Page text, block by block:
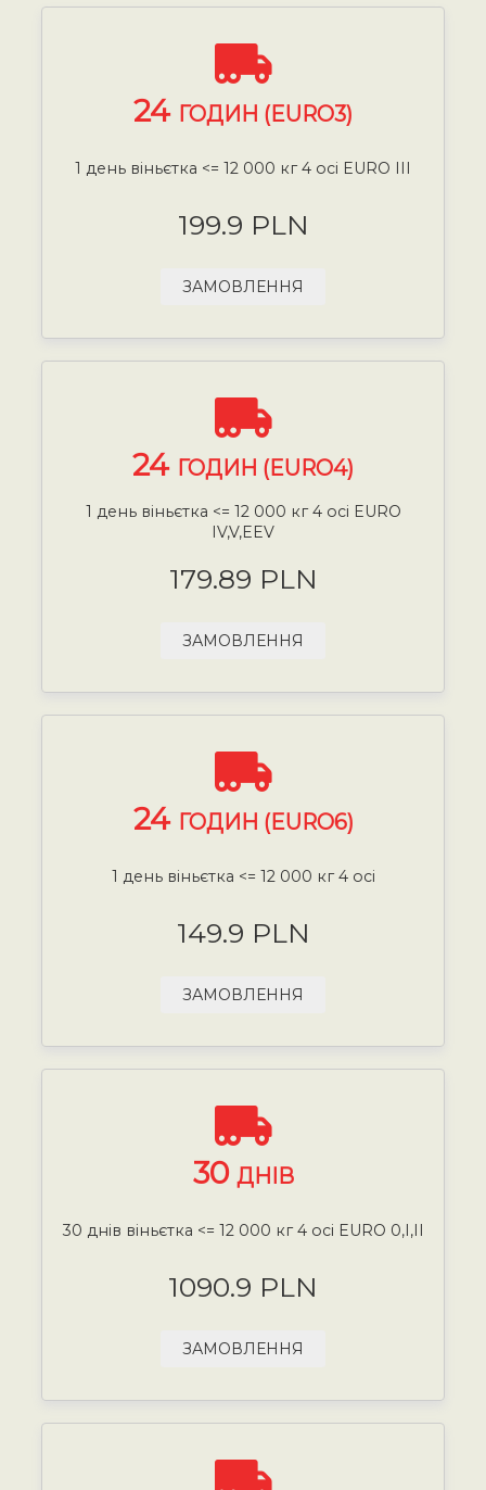
24 ГОДИН (EURO3)
1 день віньєтка <= 12 000 кг 4 осі EURO III
199.9 PLN
ЗАМОВЛЕННЯ
24 ГОДИН (EURO4)
1 день віньєтка <= 12 000 кг 4 осі EURO
IV,V,EEV
179.89 PLN
ЗАМОВЛЕННЯ
24 ГОДИН (EURO6)
1 день віньєтка <= 12 000 кг 4 осі
149.9 PLN
ЗАМОВЛЕННЯ
30 ДНІВ
30 днів віньєтка <= 12 000 кг 4 осі EURO 0,I,II
1090.9 PLN
ЗАМОВЛЕННЯ